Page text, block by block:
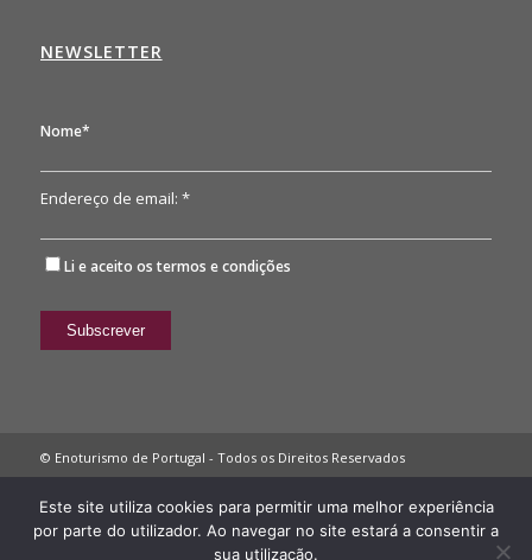
NEWSLETTER
Nome*
Endereço de email: *
Li e aceito os termos e condições
© Enoturismo de Portugal - Todos os Direitos Reservados
Política de Privacidade
Este site utiliza cookies para permitir uma melhor experiência
por parte do utilizador. Ao navegar no site estará a consentir a
sua utilização.